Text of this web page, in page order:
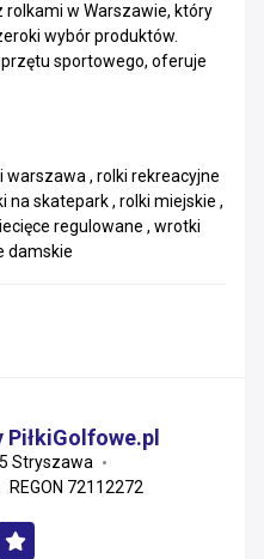
rolkami w Warszawie, który
wybór produktów.
sportowego, oferuje
, rolki rekreacyjne
na skatepark , rolki miejskie ,
regulowane , wrotki
damskie
Stryszawa
REGON 72112272